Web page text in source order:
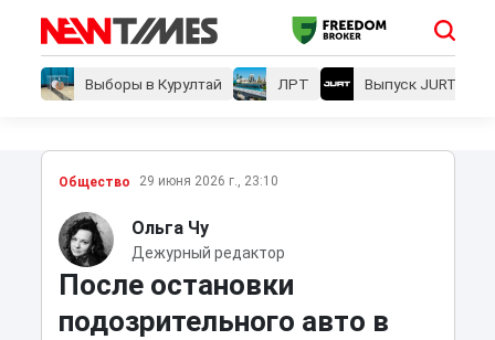
Выборы в Курултай ЛРТ Выпуск JURT
Общество 29 июня 2026 г., 23:10
Ольга Чу
Дежурный редактор
После остановки
подозрительного авто в